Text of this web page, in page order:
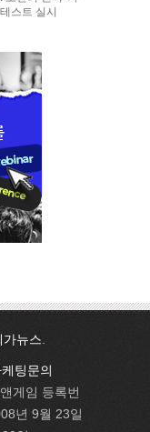
스트 실시
가뉴스.
팅문의
게임 등록번
년 9월 23일